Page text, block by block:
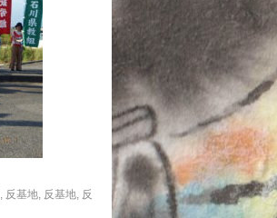
, 反基地, 反基地, 反